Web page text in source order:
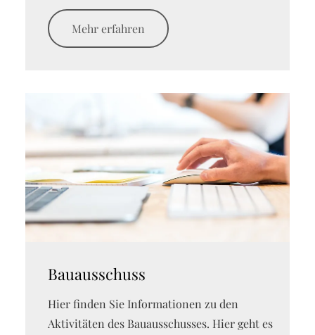
Mehr erfahren
Bauausschuss
Hier finden Sie Informationen zu den
Aktivitäten des Bauausschusses. Hier geht es